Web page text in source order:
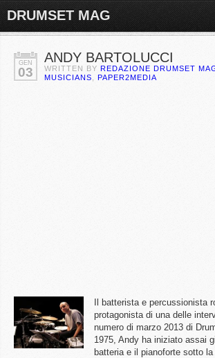
DRUMSET MAG
GEN
03
ANDY BARTOLUCCI
WRITTEN BY REDAZIONE DRUMSET
MUSICIANS
PAPER2MEDIA
Il batterista e percussionista
protagonista di una delle
numero di marzo 2013 di
1975, Andy ha iniziato assai
batteria e il pianoforte sotto